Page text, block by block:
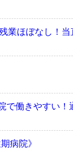
業ほぼなし！当
働きやすい！
病院》